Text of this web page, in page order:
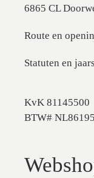
6865 CL
Route en
Statuten en
KvK 81145500
BTW#